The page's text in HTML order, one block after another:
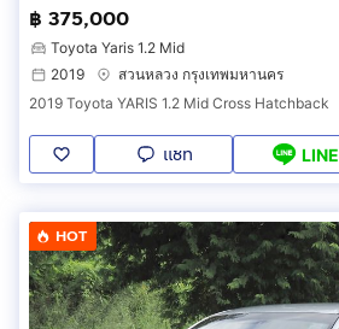
฿ 375,000
Toyota Yaris 1.2 Mid
2019
สวนหลวง กรุงเทพมหานคร
2019 Toyota YARIS 1.2 Mid Cross Hatchback
แชท LINE
HOT